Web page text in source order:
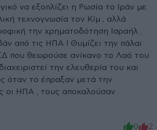
να εξοπλίζει η Ρωσία το Ιράν με
τεχνογνωσία τον Κίμ , αλλά
την χρηματοδότηση Ισραήλ ,
από τις ΗΠΑ ! Θυμίζει την πάλαι
που θεωρούσε ανίκανο το Λαό του
την ελευθερία του και
όταν το έπραξαν μετά την
οι ΗΠΑ , τους αποκαλούσαν
0 2